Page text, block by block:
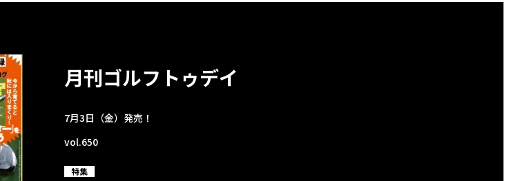
月刊ゴルフトゥデイ
7月3日（金）発売！
vol.650
特集